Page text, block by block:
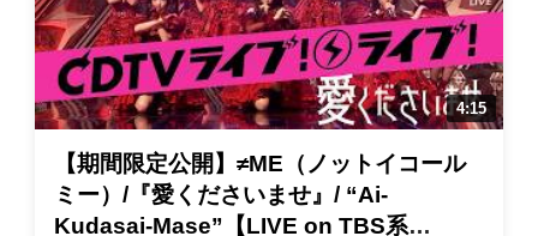
【期間限定公開】≠ME（ノットイコール
ミー）/『愛くださいませ』/ “Ai-
Kudasai-Mase”【LIVE on TBS系